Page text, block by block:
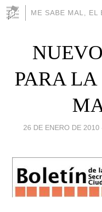
ME SABE MAL, EL
PARA
26 DE ENERO DE 2010